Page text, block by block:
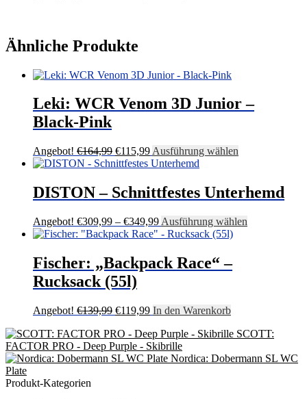
Ähnliche Produkte
Leki: WCR Venom 3D Junior –
Black-Pink
Angebot! €164,99 Ursprünglicher
Preis
€164,99
€115,99Aktueller
Preis
€115,99.
Ausführung wählen
mehrere
Varianten
Die
DISTON – Schnittfestes Unterhemd
Angebot! €309,99 – €349,99Preisspanne:
€309,99
€349,99
Ausführung wählen
auf
Produktseite
Fischer: „Backpack Race“ –
Rucksack (55l)
Angebot! €139,99 Ursprünglicher
war:
€139,99
€119,99Aktueller
ist:
€119,99.
In den Warenkorb
SCOTT:
FACTOR PRO - Deep Purple - Skibrille
Nordica: Dobermann SL WC
Plate
Produkt-Kategorien